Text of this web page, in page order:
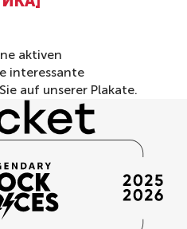
aktiven
interessante
auf unserer Plakate.